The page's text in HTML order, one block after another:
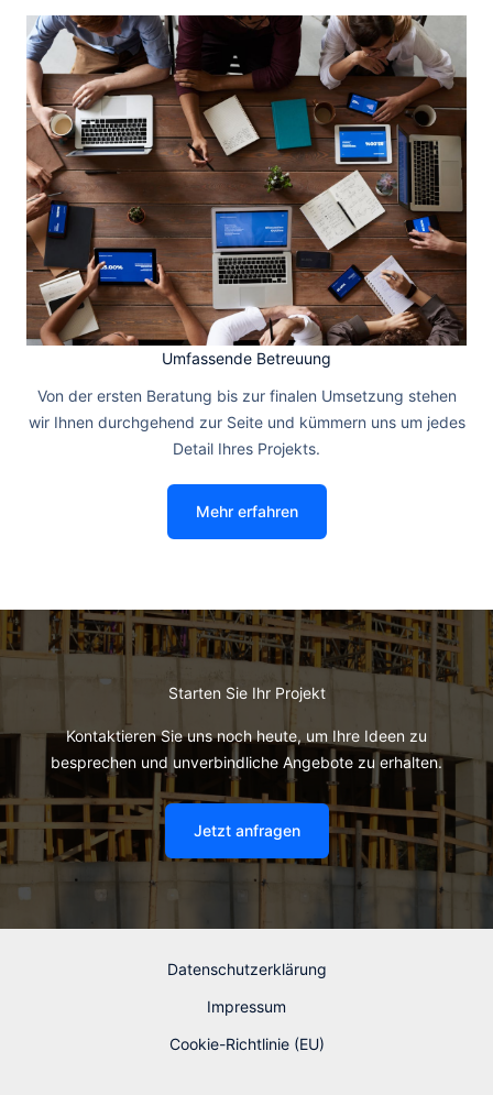
Umfassende Betreuung
Von der ersten Beratung bis zur finalen Umsetzung stehen
wir Ihnen durchgehend zur Seite und kümmern uns um jedes
Detail Ihres Projekts.
Mehr erfahren
Starten Sie Ihr Projekt
Kontaktieren Sie uns noch heute, um Ihre Ideen zu
besprechen und unverbindliche Angebote zu erhalten.
Jetzt anfragen
Datenschutzerklärung
Impressum
Cookie-Richtlinie (EU)